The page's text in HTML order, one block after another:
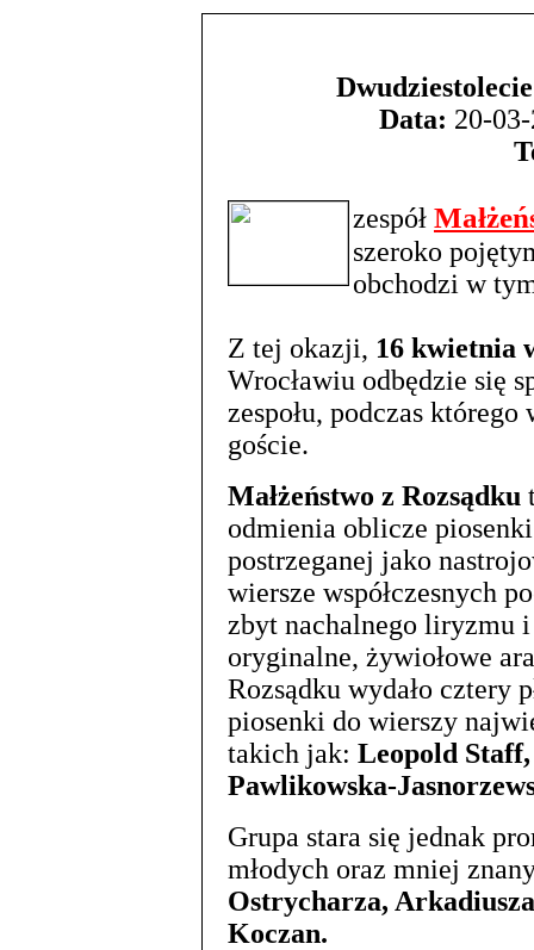
Data: 20-
zespół
szeroko
obchodzi w
Z tej okazji, 16 kwietnia
Wrocławiu odbędzie się
zespołu, podczas
goście.
Małżeństwo z Rozsądku
odmienia oblicze
postrzeganej jako
wiersze współczesnych
zbyt nachalnego liryzmu
oryginalne, żywiołowe
Rozsądku wydało cztery
piosenki do wierszy
takich jak: Leopold
Pawlikowska-
Grupa stara się jednak
młodych oraz mniej
Ostrycharza,
Koczan.